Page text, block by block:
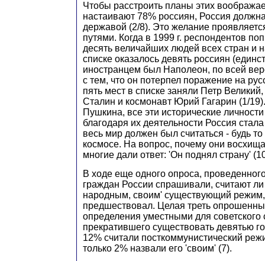
Чтобы расстроить планы этих
настаивают 78% россиян, Россия
державой (2/8). Это желание
путями. Когда в 1999 г. респондентов
десять величайших людей всех стран и
списке оказалось девять россиян
иностранцем был Наполеон, по всей
с тем, что он потерпел поражение на
пять мест в списке заняли Петр
Сталин и космонавт Юрий Гагарин (1/
Пушкина, все эти исторические
благодаря их деятельности Россия
весь мир должен был считаться - будь
космосе. На вопрос, почему они
многие дали ответ: 'Он поднял страну'
В ходе еще одного опроса,
граждан России спрашивали, считают
народным, своим' существующий режим,
предшествовал. Целая треть
определения уместными для
прекратившего существовать девятью
12% считали посткоммунистический
только 2% назвали его 'своим' (7).